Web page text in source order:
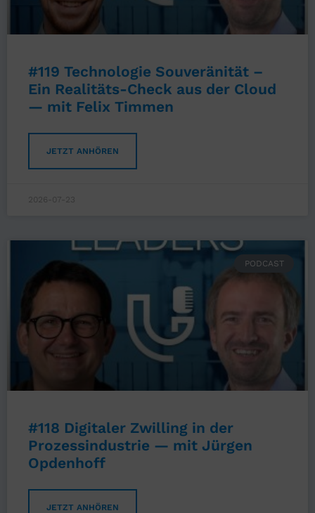
#119 Technologie Souveränität –
Ein Realitäts-Check aus der Cloud
— mit Felix Timmen
JETZT ANHÖREN
2026-07-23
PODCAST
#118 Digitaler Zwilling in der
Prozessindustrie — mit Jürgen
Opdenhoff
JETZT ANHÖREN